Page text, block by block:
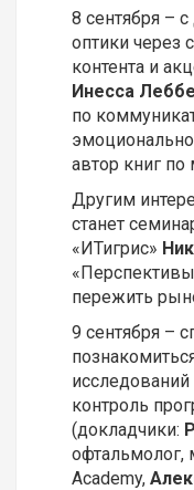
8 сентября –
оптики через
контента и
Инесса
по
автор книг
Другим
станет
«ИТигрис»
пережить
9 сентября –
контроль
(докладчики:
офтальмолог,
Academy,